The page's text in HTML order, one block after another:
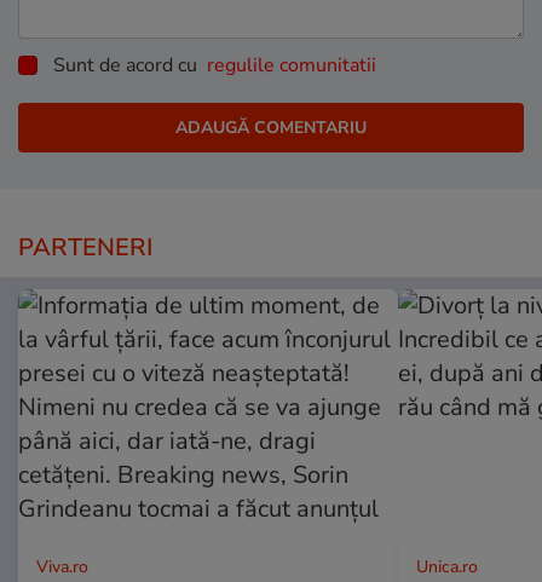
Sunt de acord cu regulile comunitatii
PARTENERI
Viva.ro Unica.ro